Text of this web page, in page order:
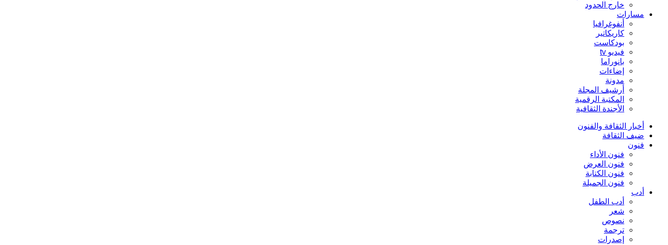
خارج الحدود
مسارات
أنفوغرافيا
كاريكاتير
بودكاست
فيديو tv
بانوراما
إضاءات
مدونة
أرشيف المجلة
المكتبة الرقمية
الأجندة الثقافية
أخبار الثقافة والفنون
ضيف الثقافة
فنون
فنون الأداء
فنون العرض
فنون الكتابة
فنون الجميلة
أدب
أدب الطفل
شعر
نصوص
ترجمة
إصدرات